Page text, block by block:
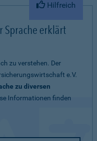
Hilfreich
Sprache erklärt
zu verstehen. Der
e.V.
zu diversen
Informationen finden